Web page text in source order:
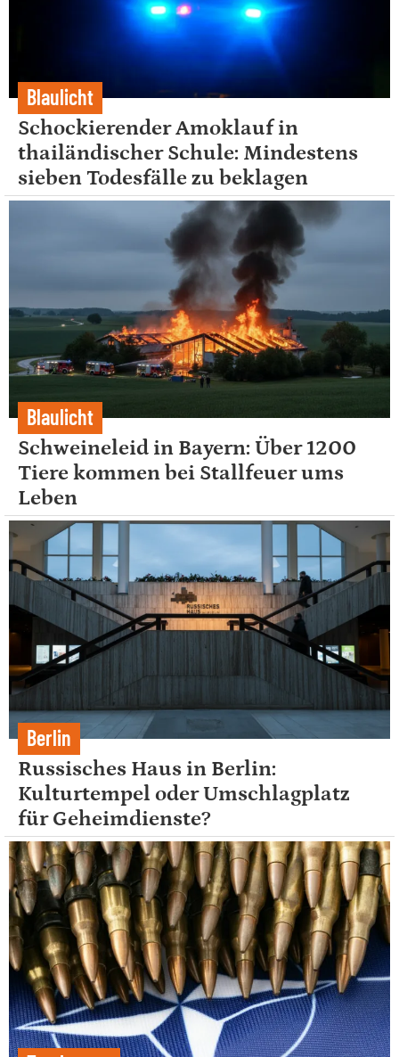
Blaulicht
Schockierender Amoklauf in
thailändischer Schule: Mindestens
sieben Todesfälle zu beklagen
Blaulicht
Schweineleid in Bayern: Über 1200
Tiere kommen bei Stallfeuer ums
Leben
Berlin
Russisches Haus in Berlin:
Kulturtempel oder Umschlagplatz
für Geheimdienste?